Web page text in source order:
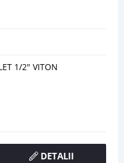
1/2" VITON
DETALII